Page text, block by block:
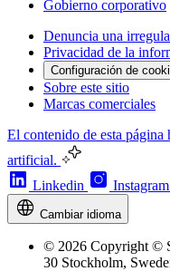
Gobierno corporativo
Denuncia una
Privacidad de la
Configuración de
Sobre este sitio
Marcas comerciales
El contenido de esta
artificial.
Linkedin
Instagram
Cambiar idioma
© 2026 Copyright ©
30 Stockholm,